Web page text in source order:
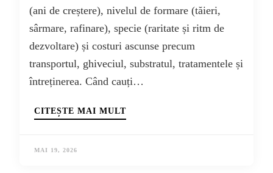
(ani de creștere), nivelul de formare (tăieri,
sârmare, rafinare), specie (raritate și ritm de
dezvoltare) și costuri ascunse precum
transportul, ghiveciul, substratul, tratamentele și
întreținerea. Când cauți…
CITEȘTE MAI MULT
MAI 19, 2026